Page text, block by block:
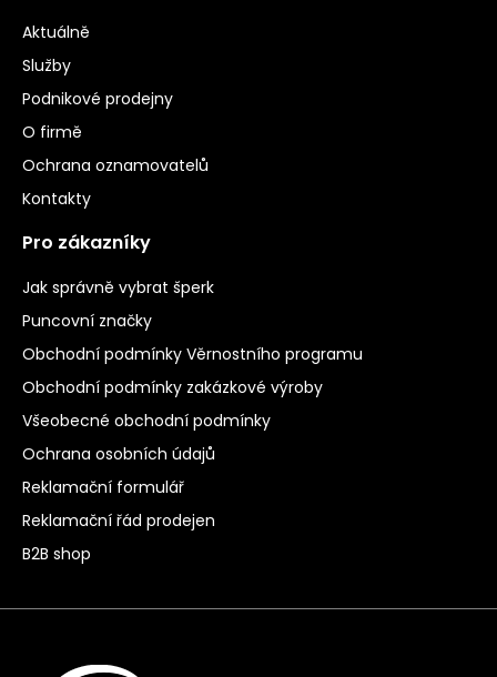
Aktuálně
Služby
Podnikové prodejny
O firmě
Ochrana oznamovatelů
Kontakty
Pro zákazníky
Jak správně vybrat šperk
Puncovní značky
Obchodní podmínky Věrnostního programu
Obchodní podmínky zakázkové výroby
Všeobecné obchodní podmínky
Ochrana osobních údajů
Reklamační formulář
Reklamační řád prodejen
B2B shop